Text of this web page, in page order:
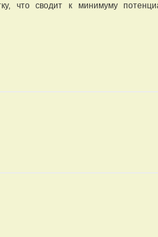
что сводит к минимуму